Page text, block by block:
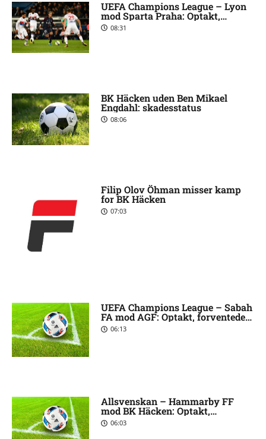
UEFA Champions League – Lyon
mod Sparta Praha: Optakt,
forventede opstillinger
[2026/08/11]
08:31
BK Häcken uden Ben Mikael
Engdahl: skadesstatus
08:06
Filip Olov Öhman misser kamp
for BK Häcken
07:03
UEFA Champions League – Sabah
FA mod AGF: Optakt, forventede
opstillinger [2026/08/11]
06:13
Allsvenskan – Hammarby FF
mod BK Häcken: Optakt,
forventede opstillinger, skader og
karantæner [2026/08/09]
06:03